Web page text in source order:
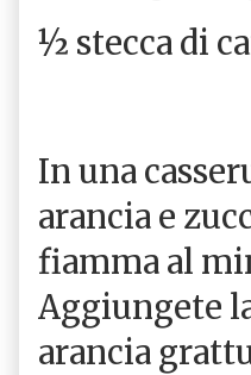
½ stecca di
In una
arancia e
fiamma al
Aggiungete
arancia